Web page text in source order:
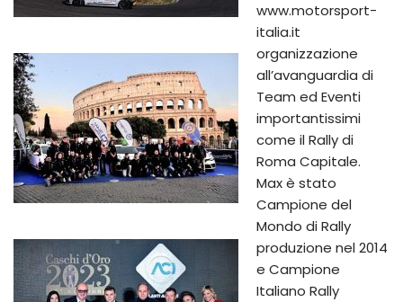
www.motorsport-
italia.it
organizzazione
all’avanguardia di
Team ed Eventi
importantissimi
come il Rally di
Roma Capitale.
Max è stato
Campione del
Mondo di Rally
produzione nel 2014
e Campione
Italiano Rally